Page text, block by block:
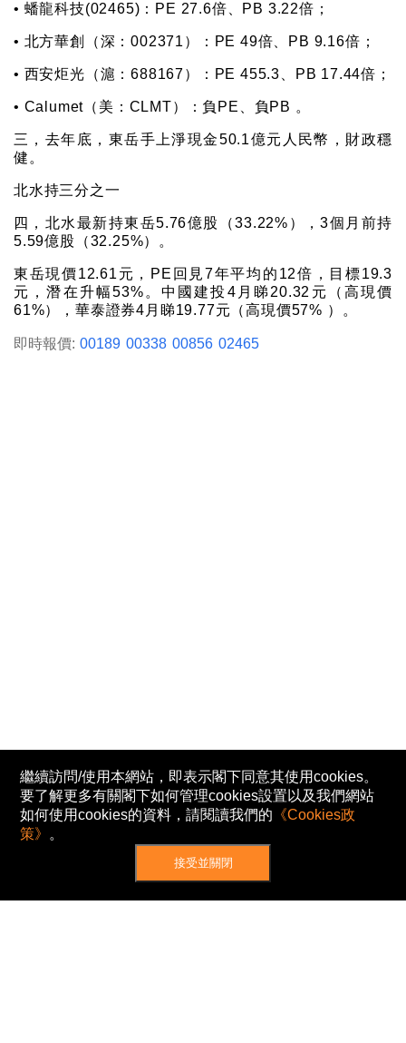
• 蟠龍科技(02465)：PE 27.6倍、PB 3.22倍；
• 北方華創（深：002371）：PE 49倍、PB 9.16倍；
• 西安炬光（滬：688167）：PE 455.3、PB 17.44倍；
• Calumet（美：CLMT）：負PE、負PB 。
三，去年底，東岳手上淨現金50.1億元人民幣，財政穩
健。
北水持三分之一
四，北水最新持東岳5.76億股（33.22%），3個月前持
5.59億股（32.25%）。
東岳現價12.61元，PE回見7年平均的12倍，目標19.3
元，潛在升幅53%。中國建投4月睇20.32元（高現價
61%），華泰證券4月睇19.77元（高現價57% ）。
即時報價: 00189 00338 00856 02465
繼續訪問/使用本網站，即表示閣下同意其使用cookies。
要了解更多有關閣下如何管理cookies設置以及我們網站
如何使用cookies的資料，請閱讀我們的 《Cookies政
策》 。
接受並關閉